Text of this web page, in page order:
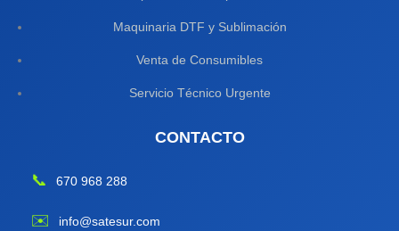
Maquinaria DTF y Sublimación
Venta de Consumibles
Servicio Técnico Urgente
CONTACTO
📞 670 968 288
✉️ info@satesur.com